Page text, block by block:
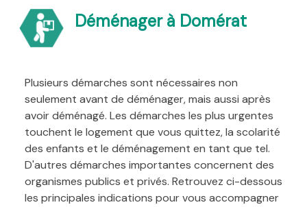
Déménager à Domérat
Plusieurs démarches sont nécessaires non
seulement avant de déménager, mais aussi après
avoir déménagé. Les démarches les plus urgentes
touchent le logement que vous quittez, la scolarité
des enfants et le déménagement en tant que tel.
D'autres démarches importantes concernent des
organismes publics et privés. Retrouvez ci-dessous
les principales indications pour vous accompagner